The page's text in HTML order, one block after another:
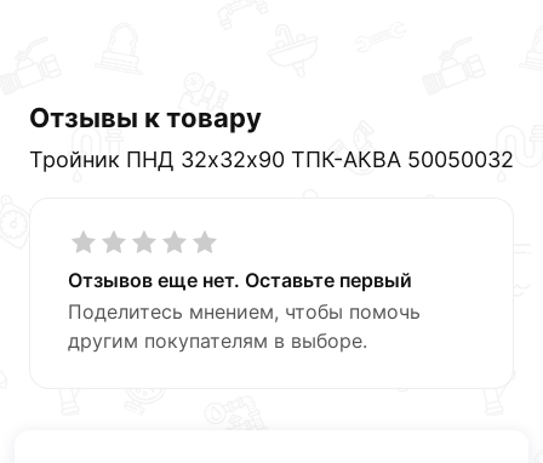
Отзывы к товару
Тройник ПНД 32х32х90 ТПК-АКВА 50050032
Отзывов еще нет. Оставьте первый
Поделитесь мнением, чтобы помочь
другим покупателям в выборе.